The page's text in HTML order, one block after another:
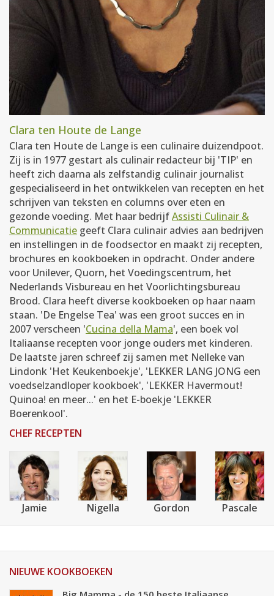
Clara ten Houte de Lange
Clara ten Houte de Lange is een culinaire duizendpoot.
Zij is in 1977 gestart als culinair redacteur bij 'TIP' en
heeft zich daarna als zelfstandig culinair journalist
gespecialiseerd in het ontwikkelen van recepten en het
schrijven van teksten en columns over eten en
gezonde voeding. Met haar bedrijfAssisti Culinair &
Communicatie geeft Clara culinair advies aan bedrijven
en instellingen in de foodsector en maakt zij recepten,
brochures en kookboeken in opdracht. Onder andere
voor Unilever, Quorn, het Voedingscentrum, het
Nederlands Visbureau en het Voorlichtingsbureau
Brood. Clara heeft diverse kookboeken op haar naam
staan. 'De Engelse Tea' was een groot succes en in
2007 verscheen 'Cucina della Mama', een boek vol
Italiaanse recepten voor jonge ouders met kinderen.
De laatste jaren schreef zij samen met Nelleke van
Lindonk 'Het Keukenboekje', 'LEKKER LANG JONG een
voedselzandloper kookboek', 'LEKKER Havermout!
Quinoa! en meer...' en het E-boekje 'LEKKER
Boerenkool'.
CHEF RECEPTEN
Jamie Nigella Gordon Pascale
NIEUWE KOOKBOEKEN